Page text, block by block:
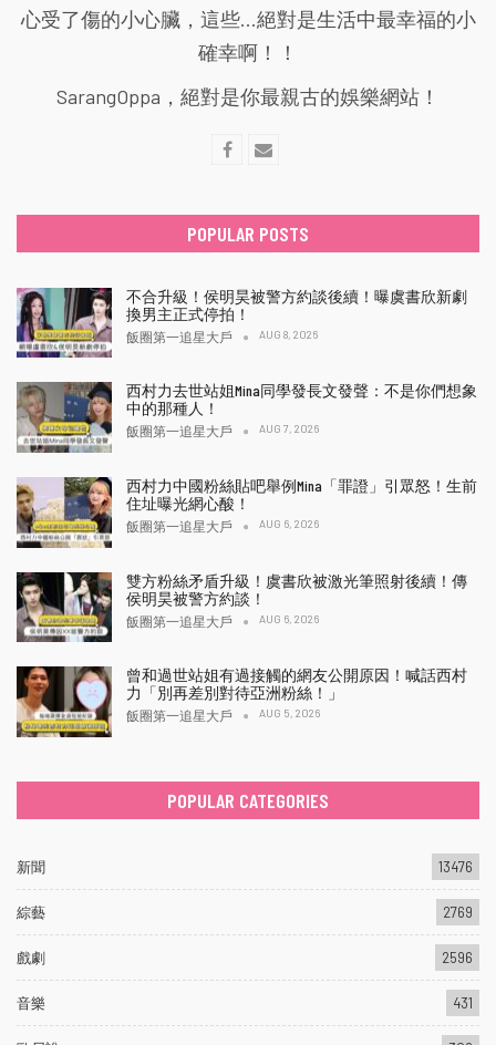
心受了傷的小心臟，這些...絕對是生活中最幸福的小
確幸啊！！
SarangOppa，絕對是你最親古的娛樂網站！
POPULAR POSTS
不合升級！侯明昊被警方約談後續！曝虞書欣新劇
換男主正式停拍！
飯圈第一追星大戶 AUG 8, 2026
西村力去世站姐Mina同學發長文發聲：不是你們想象
中的那種人！
飯圈第一追星大戶 AUG 7, 2026
西村力中國粉絲貼吧舉例Mina「罪證」引眾怒！生前
住址曝光網心酸！
飯圈第一追星大戶 AUG 6, 2026
雙方粉絲矛盾升級！虞書欣被激光筆照射後續！傳
侯明昊被警方約談！
飯圈第一追星大戶 AUG 6, 2026
曾和過世站姐有過接觸的網友公開原因！喊話西村
力「別再差別對待亞洲粉絲！」
飯圈第一追星大戶 AUG 5, 2026
POPULAR CATEGORIES
新聞 13476
綜藝 2769
戲劇 2596
音樂 431